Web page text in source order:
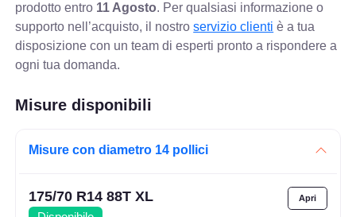
prodotto entro 11 Agosto. Per qualsiasi informazione o
supporto nell’acquisto, il nostroservizio clienti è a tua
disposizione con un team di esperti pronto a rispondere a
ogni tua domanda.
Misure disponibili
Misure con diametro 14 pollici
175/70 R14 88T XL